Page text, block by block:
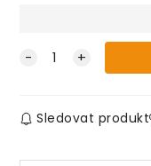
Sledovat produkt